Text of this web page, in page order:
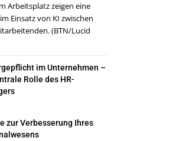
Arbeitsplatz zeigen eine
Einsatz von KI zwischen
(BTN/Lucid
im Unternehmen –
Rolle des HR-
zur Verbesserung Ihres